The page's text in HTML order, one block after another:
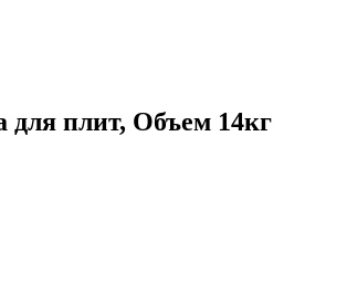
для плит, Объем 14кг